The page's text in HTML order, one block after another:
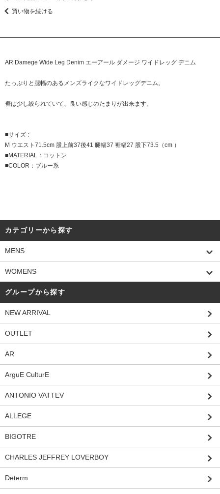
買い物を続ける
AR Damege Wide Leg Denim エーアール ダメージ ワイドレッグ デニム
たっぷりと腿幅のあるメンズライクなワイドレッグデニム。
裾は少し絞られていて、良い感じのたまりが出来ます。
■サイズ :
M ウエスト71.5cm 股上前37後41 腿幅37 裾幅27 股下73.5（cm ）
■MATERIAL：コットン
■COLOR：ブルー系
カテゴリーから探す
MENS
WOMENS
グループから探す
NEW ARRIVAL
OUTLET
AR
ArguE CulturE
ANTONIO VATTEV
ALLEGE
BIGOTRE
CHARLES JEFFREY LOVERBOY
Determ